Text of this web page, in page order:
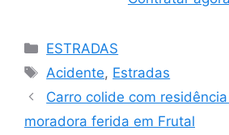
Categorias
ESTRADAS
Tags
Acidente, Estradas
Carro colide com
moradora ferida em Frutal